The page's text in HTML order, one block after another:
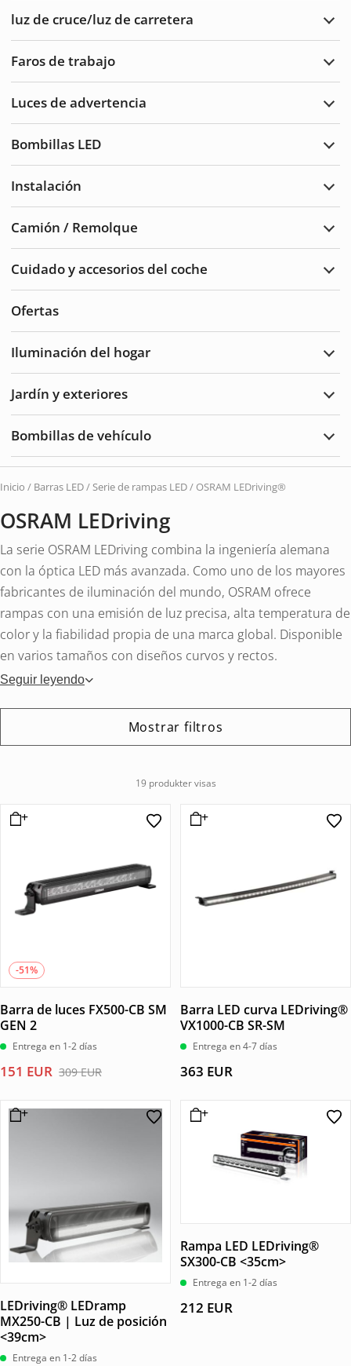
luz de cruce/luz de carretera
Faros de trabajo
Luces de advertencia
Bombillas LED
Instalación
Camión / Remolque
Cuidado y accesorios del coche
Ofertas
Iluminación del hogar
Jardín y exteriores
Bombillas de vehículo
de
Inicio / Barras LED/Serie de rampas LED/ OSRAM LEDriving®
OSRAM LEDriving
La serie OSRAM LEDriving combina la ingeniería alemana
con la óptica LED más avanzada. Como uno de los mayores
fabricantes de iluminación del mundo, OSRAM ofrece
rampas con una emisión de luz precisa, alta temperatura de
color y la fiabilidad propia de una marca global. Disponible
en varios tamaños con diseños curvos y rectos.
Seguir leyendo
Mostrar filtros
19 produkter visas
-51%
Barra de luces FX500-CB SM
GEN 2
Entrega en 1-2 días
309EUR
El
original
era:
151 EUR
El
actual
es:
Barra LED curva LEDriving®
VX1000-CB SR-SM
Entrega en 4-7 días
363 EUR
LEDriving® LEDramp
MX250-CB | Luz de posición
<39cm>
Entrega en 1-2 días
Rampa LED LEDriving®
SX300-CB <35cm>
Entrega en 1-2 días
212 EUR